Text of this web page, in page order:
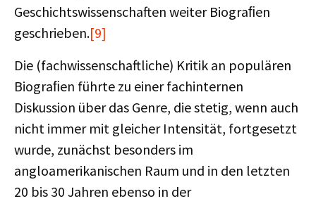
Geschichtswissenschaften weiter Biograﬁen
geschrieben.[9]
Die (fachwissenschaftliche) Kritik an populären
Biograﬁen führte zu einer fachinternen
Diskussion über das Genre, die stetig, wenn auch
nicht immer mit gleicher Intensität, fortgesetzt
wurde, zunächst besonders im
angloamerikanischen Raum und in den letzten
20 bis 30 Jahren ebenso in der